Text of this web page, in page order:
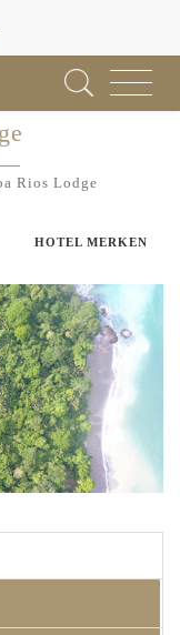
Toggle
Rios Lodge
HOTEL MERKEN